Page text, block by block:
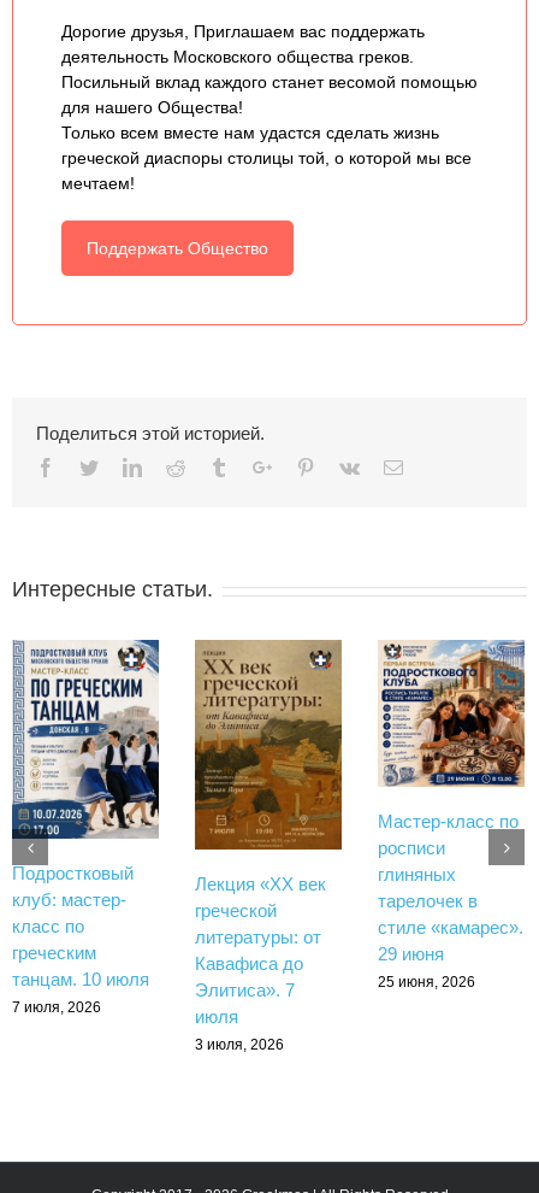
Дорогие друзья, Приглашаем вас поддержать
деятельность Московского общества греков.
Посильный вклад каждого станет весомой помощью
для нашего Общества!
Только всем вместе нам удастся сделать жизнь
греческой диаспоры столицы той, о которой мы все
мечтаем!
Поддержать Общество
Поделиться этой историей.
Facebook
TwitterLinkedinReddit TumblrGoogle+Pinterest
Vk Email
Интересные статьи.
Подростковый
клуб: мастер-
класс по
греческим
танцам. 10 июля
7 июля, 2026
Лекция «XX век
греческой
литературы: от
Кавафиса до
Элитиса». 7
июля
3 июля, 2026
Мастер-класс по
росписи
глиняных
тарелочек в
стиле «камарес».
29 июня
25 июня, 2026